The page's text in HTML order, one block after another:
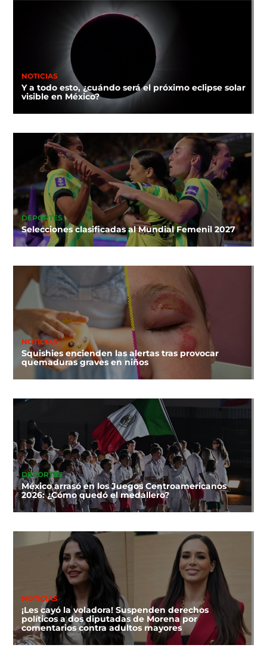
NOTICIAS
Y a todo esto, ¿cuándo será el próximo eclipse solar
visible en México?
DEPORTES
Selecciones clasificadas al Mundial Femenil 2027
NOTICIAS
Squishies encienden las alertas tras provocar
quemaduras graves en niños
DEPORTES
México arrasó en los Juegos Centroamericanos
2026: ¿Cómo quedó el medallero?
NOTICIAS
¡Les cayó la voladora! Suspenden derechos
políticos a dos diputadas de Morena por
comentarios contra adultos mayores